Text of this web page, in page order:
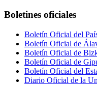
Boletines oficiales
Boletín Oficial del
Boletín Oficial de
Boletín Oficial de
Boletín Oficial de
Boletín Oficial del
Diario Oficial de la